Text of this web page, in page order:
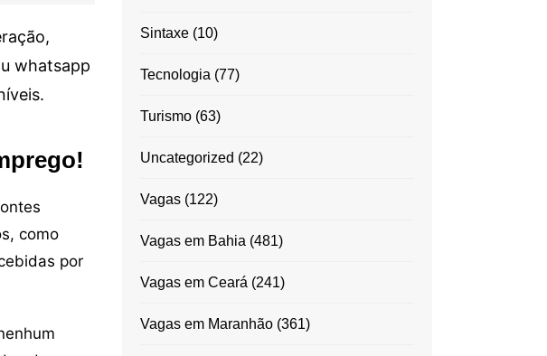
whatsapp
como
por
Sintaxe(10)
Tecnologia (77)
Turismo(63)
Uncategorized (22)
Vagas(122)
Vagas em Bahia (481)
Vagas em Ceará (241)
Vagas em Maranhão(361)